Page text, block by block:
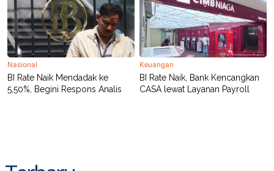
Nasional
BI Rate Naik Mendadak ke
5,50%, Begini Respons Analis
Keuangan
BI Rate Naik, Bank Kencangkan
CASA lewat Layanan Payroll